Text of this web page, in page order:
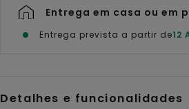
Entrega em casa ou em
Entrega prevista a partir de12
Detalhes e funcionalidades